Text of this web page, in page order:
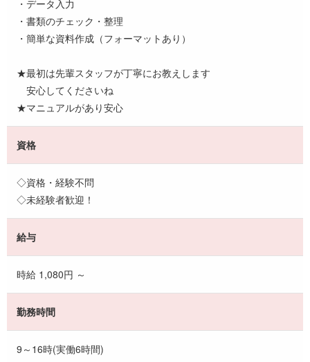
・データ入力
・書類のチェック・整理
・簡単な資料作成（フォーマットあり）
★最初は先輩スタッフが丁寧にお教えします
安心してくださいね
★マニュアルがあり安心
資格
◇資格・経験不問
◇未経験者歓迎！
給与
時給 1,080円 ～
勤務時間
9～16時(実働6時間)